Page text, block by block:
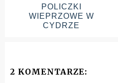
POLICZKI
WIEPRZOWE W
CYDRZE
2 KOMENTARZE: